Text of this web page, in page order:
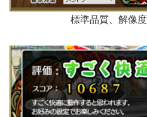
標準品質、解像